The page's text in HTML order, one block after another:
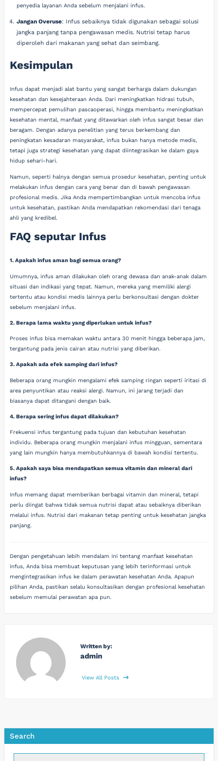
penyedia layanan Anda sebelum menjalani infus.
Jangan Overuse: Infus sebaiknya tidak digunakan sebagai solusi
jangka panjang tanpa pengawasan medis. Nutrisi tetap harus
diperoleh dari makanan yang sehat dan seimbang.
Kesimpulan
Infus dapat menjadi alat bantu yang sangat berharga dalam dukungan
kesehatan dan kesejahteraan Anda. Dari meningkatkan hidrasi tubuh,
mempercepat pemulihan pascaoperasi, hingga membantu meningkatkan
kesehatan mental, manfaat yang ditawarkan oleh infus sangat besar dan
beragam. Dengan adanya penelitian yang terus berkembang dan
peningkatan kesadaran masyarakat, infus bukan hanya metode medis,
tetapi juga strategi kesehatan yang dapat diintegrasikan ke dalam gaya
hidup sehari-hari.
Namun, seperti halnya dengan semua prosedur kesehatan, penting untuk
melakukan infus dengan cara yang benar dan di bawah pengawasan
profesional medis. Jika Anda mempertimbangkan untuk mencoba infus
untuk kesehatan, pastikan Anda mendapatkan rekomendasi dari tenaga
ahli yang kredibel.
FAQ seputar Infus
1. Apakah infus aman bagi semua orang?
Umumnya, infus aman dilakukan oleh orang dewasa dan anak-anak dalam
situasi dan indikasi yang tepat. Namun, mereka yang memiliki alergi
tertentu atau kondisi medis lainnya perlu berkonsultasi dengan dokter
sebelum menjalani infus.
2. Berapa lama waktu yang diperlukan untuk infus?
Proses infus bisa memakan waktu antara 30 menit hingga beberapa jam,
tergantung pada jenis cairan atau nutrisi yang diberikan.
3. Apakah ada efek samping dari infus?
Beberapa orang mungkin mengalami efek samping ringan seperti iritasi di
area penyuntikan atau reaksi alergi. Namun, ini jarang terjadi dan
biasanya dapat ditangani dengan baik.
4. Berapa sering infus dapat dilakukan?
Frekuensi infus tergantung pada tujuan dan kebutuhan kesehatan
individu. Beberapa orang mungkin menjalani infus mingguan, sementara
yang lain mungkin hanya membutuhkannya di bawah kondisi tertentu.
5. Apakah saya bisa mendapatkan semua vitamin dan mineral dari
infus?
Infus memang dapat memberikan berbagai vitamin dan mineral, tetapi
perlu diingat bahwa tidak semua nutrisi dapat atau sebaiknya diberikan
melalui infus. Nutrisi dari makanan tetap penting untuk kesehatan jangka
panjang.
Dengan pengetahuan lebih mendalam ini tentang manfaat kesehatan
infus, Anda bisa membuat keputusan yang lebih terinformasi untuk
mengintegrasikan infus ke dalam perawatan kesehatan Anda. Apapun
pilihan Anda, pastikan selalu konsultasikan dengan profesional kesehatan
sebelum memulai perawatan apa pun.
Written by:
admin
View All Posts
Search